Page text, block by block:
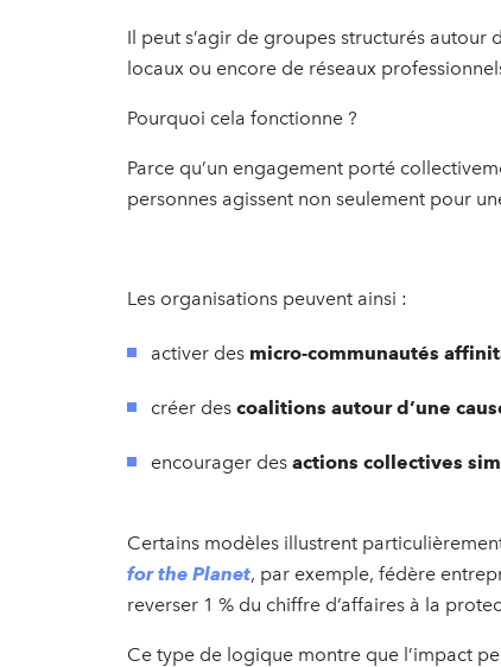
Il peut s’agir de groupes structurés
locaux ou encore de réseaux
Pourquoi cela fonctionne ?
Parce qu’un engagement porté
personnes agissent non seulement pour
Les organisations peuvent ainsi :
activer des micro-communautés
créer des coalitions autour d’une
encourager des actions collectives
Certains modèles illustrent
for the Planet, par exemple, fédère
reverser 1 % du chiffre d’affaires à la
Ce type de logique montre que l’impact